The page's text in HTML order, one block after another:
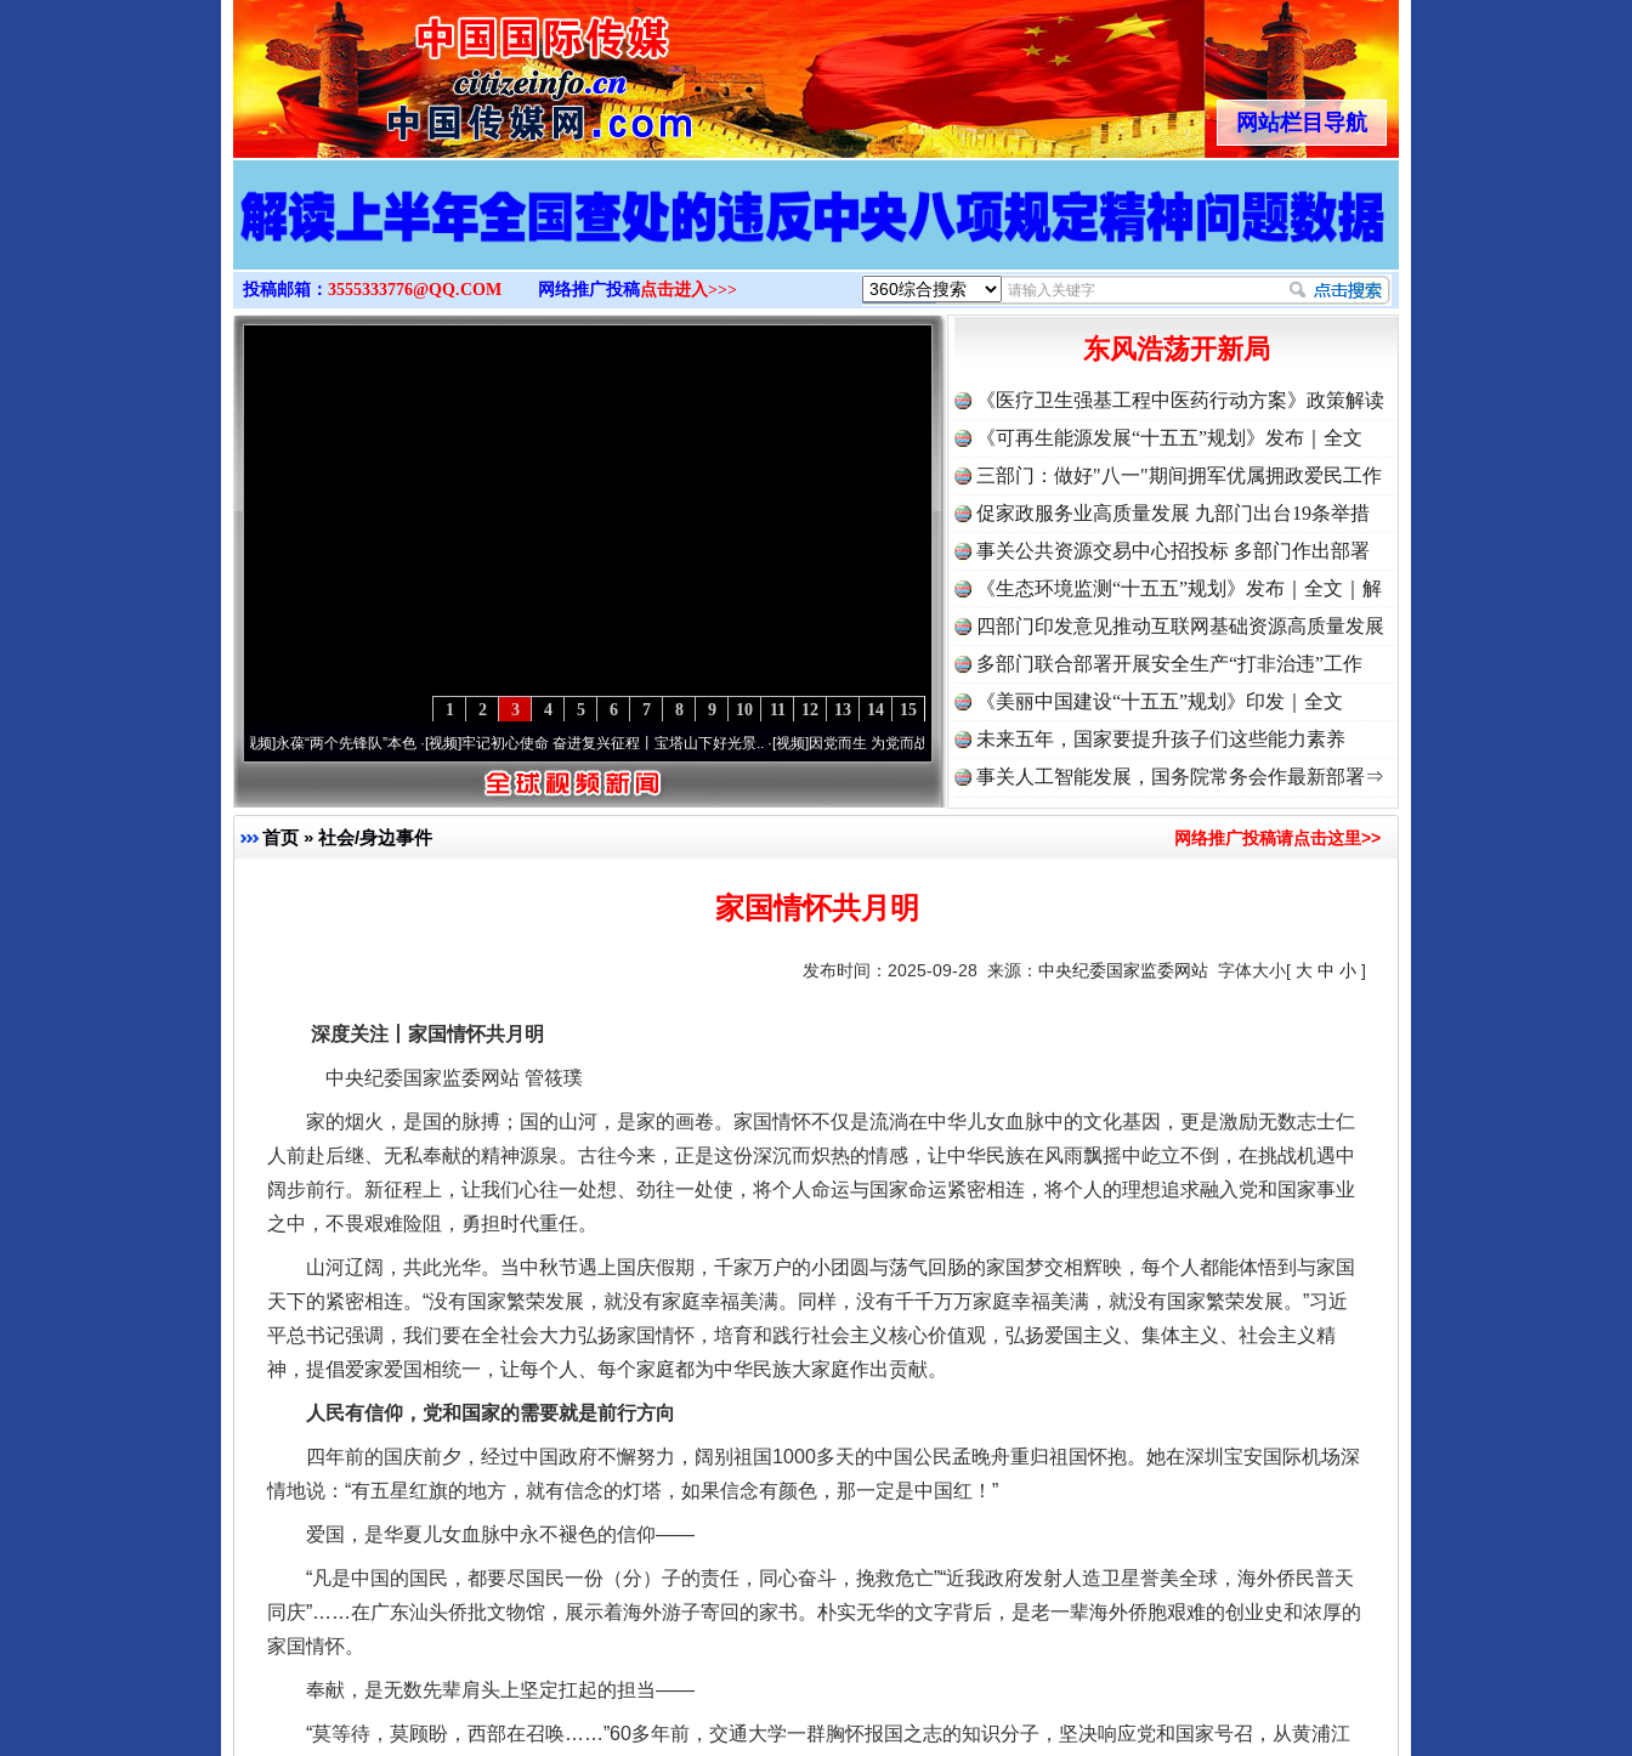
>
网站栏目导航
投稿邮箱： 3555333776@QQ.COM 网络推广投稿点击进入>>>
15
14
13
12
11
10
9
8
7
6
5
4
3
2
1
永葆“两个先锋队”本色·[视频]牢记初心使命 奋进复兴征程丨宝塔山下好光景..·[视频]因党而生 为党而战——百年“纪”事⑧加强纪律..·[视频]牢记初心使命 奋进复兴征程丨“转折之城”激荡..
东风浩荡开新局
《医疗卫生强基工程中医药行动方案》政策解读
《可再生能源发展“十五五”规划》发布｜全文
三部门：做好"八一"期间拥军优属拥政爱民工作
促家政服务业高质量发展 九部门出台19条举措
事关公共资源交易中心招投标 多部门作出部署
《生态环境监测“十五五”规划》发布｜全文｜解
读
四部门印发意见推动互联网基础资源高质量发展
多部门联合部署开展安全生产“打非治违”工作
《美丽中国建设“十五五”规划》印发｜全文
未来五年，国家要提升孩子们这些能力素养
事关人工智能发展，国务院常务会作最新部署⇒
首页 » 社会/身边事件 网络推广投稿请点击这里>>
家国情怀共月明
发布时间：2025-09-28 来源： 中央纪委国家监委网站 字体大小[ 大 中 小 ]
深度关注丨家国情怀共月明
中央纪委国家监委网站 管筱璞
家的烟火，是国的脉搏；国的山河，是家的画卷。家国情怀不仅是流淌在中华儿女血脉中的文化基因，更是激励无数志士仁
人前赴后继、无私奉献的精神源泉。古往今来，正是这份深沉而炽热的情感，让中华民族在风雨飘摇中屹立不倒，在挑战机遇中
阔步前行。新征程上，让我们心往一处想、劲往一处使，将个人命运与国家命运紧密相连，将个人的理想追求融入党和国家事业
之中，不畏艰难险阻，勇担时代重任。
山河辽阔，共此光华。当中秋节遇上国庆假期，千家万户的小团圆与荡气回肠的家国梦交相辉映，每个人都能体悟到与家国
天下的紧密相连。“没有国家繁荣发展，就没有家庭幸福美满。同样，没有千千万万家庭幸福美满，就没有国家繁荣发展。”习近
平总书记强调，我们要在全社会大力弘扬家国情怀，培育和践行社会主义核心价值观，弘扬爱国主义、集体主义、社会主义精
神，提倡爱家爱国相统一，让每个人、每个家庭都为中华民族大家庭作出贡献。
人民有信仰，党和国家的需要就是前行方向
四年前的国庆前夕，经过中国政府不懈努力，阔别祖国1000多天的中国公民孟晚舟重归祖国怀抱。她在深圳宝安国际机场深
情地说：“有五星红旗的地方，就有信念的灯塔，如果信念有颜色，那一定是中国红！”
爱国，是华夏儿女血脉中永不褪色的信仰——
“凡是中国的国民，都要尽国民一份（分）子的责任，同心奋斗，挽救危亡”“近我政府发射人造卫星誉美全球，海外侨民普天
同庆”……在广东汕头侨批文物馆，展示着海外游子寄回的家书。朴实无华的文字背后，是老一辈海外侨胞艰难的创业史和浓厚的
家国情怀。
奉献，是无数先辈肩头上坚定扛起的担当——
“莫等待，莫顾盼，西部在召唤……”60多年前，交通大学一群胸怀报国之志的知识分子，坚决响应党和国家号召，从黄浦江